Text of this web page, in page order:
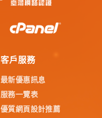
客戶服務
最新優惠訊息
服務一覽表
優質網頁設計推薦